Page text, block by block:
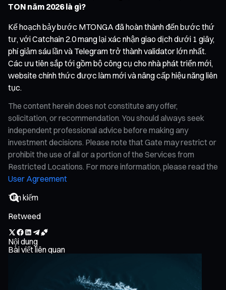
TON năm 2026 là gì?
Kế hoạch bảy bước MTONGA đã hoàn thành đến bước thứ
tư, với Catchain 2.0 mang lại xác nhận giao dịch dưới 1 giây,
phí giảm sáu lần và Telegram trở thành validator lớn nhất.
Các ưu tiên sắp tới gồm bộ công cụ cho nhà phát triển mới,
website chính thức được làm mới và nâng cấp hiệu năng liên
tục.
The content herein does not constitute any offer,
solicitation, or recommendation. You should always seek
independent professional advice before making any
investment decisions. Please note that Gate may restrict or
prohibit the use of all or a portion of the Services from
Restricted Locations. For more information, please read the
User Agreement
Retweed
Nội dung
Bài viết liên quan